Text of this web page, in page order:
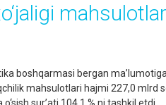
boshqarmasi bergan
mahsulotlari hajmi 227,0 mlrd